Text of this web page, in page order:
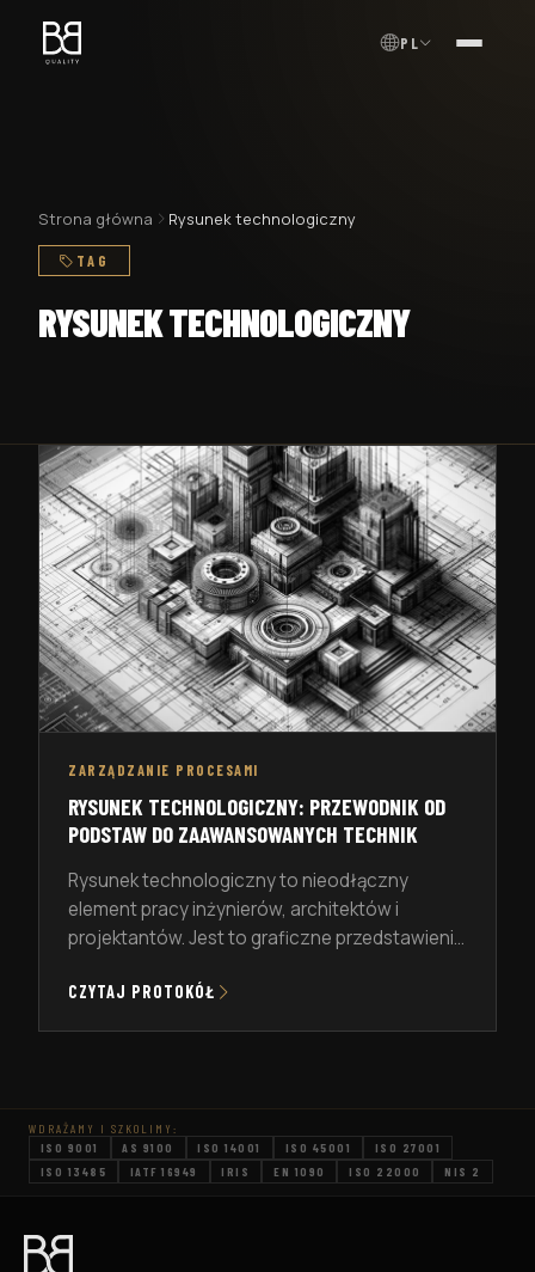
PL MENU
Strona główna Rysunek technologiczny
TAG
RYSUNEK TECHNOLOGICZNY
ZARZĄDZANIE PROCESAMI
RYSUNEK TECHNOLOGICZNY: PRZEWODNIK OD
PODSTAW DO ZAAWANSOWANYCH TECHNIK
Rysunek technologiczny to nieodłączny
element pracy inżynierów, architektów i
projektantów. Jest to graficzne przedstawienie
informacje do jego wykonania, montażu czy
artykułu dowiesz się, czym jest rysunek
techniczny, jakie są […]
CZYTAJ PROTOKÓŁ
WDRAŻAMY I SZKOLIMY:
ISO 9001
AS 9100 ISO 14001 ISO 45001
ISO 27001
ISO 13485
IATF 16949 IRIS EN 1090 ISO 22000 NIS 2